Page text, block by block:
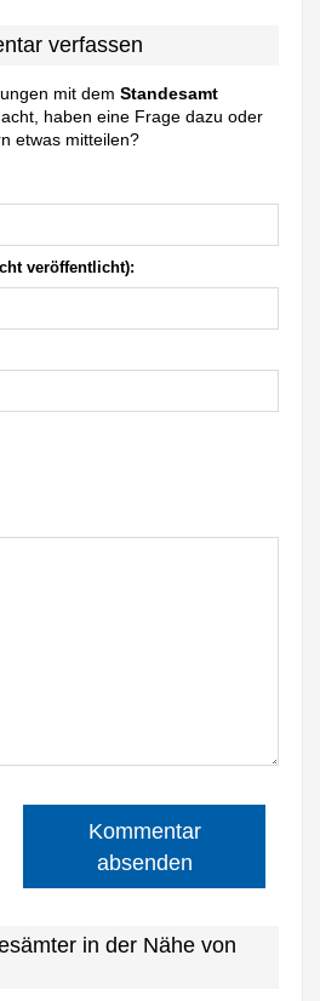
verfassen
mit demStandesamt
haben eine Frage dazu oder
etwas mitteilen?
veröffentlicht):
Kommentar
absenden
in der Nähe von